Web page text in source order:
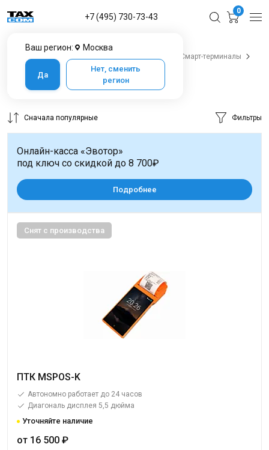
Ваш регион: Москва
Да
Нет, сменить
регион
+7 (495) 730-73-43
0
Смарт-терминалы
Смарт-терминалы Мультисофт
Мультисофт 5 товаров
Сначала популярные Фильтры
Снят с производства
ПТК MSPOS-K
Автономно работает до 24 часов
Диагональ дисплея 5,5 дюйма
Уточняйте наличие
от 16 500 ₽
Онлайн-касса «Эвотор»
под ключ со скидкой до 8 700₽
Подробнее